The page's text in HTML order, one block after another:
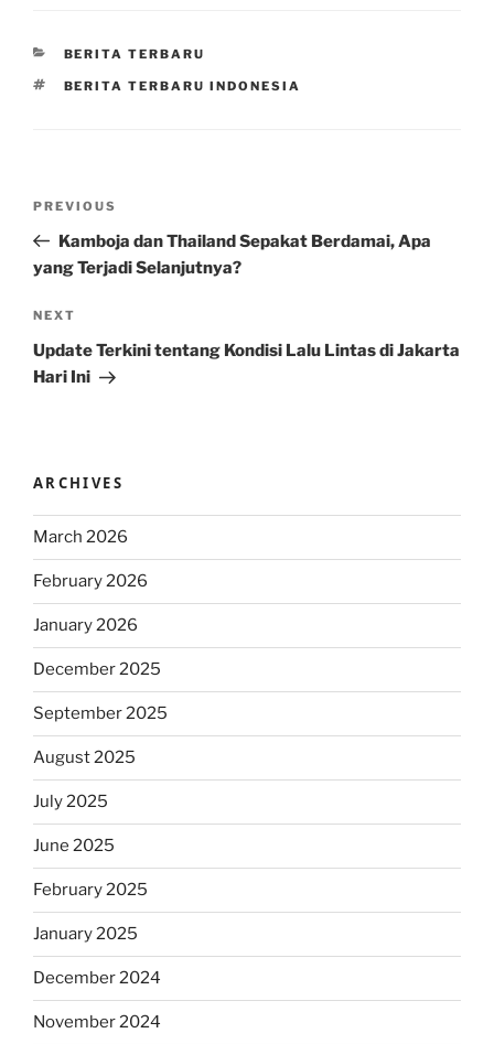
CATEGORIES
BERITA TERBARU
TAGS
BERITA TERBARU INDONESIA
Previous
Post
PREVIOUS
Kamboja dan Thailand Sepakat Berdamai, Apa
yang Terjadi Selanjutnya?
Next
Post
NEXT
Update Terkini tentang Kondisi Lalu Lintas di Jakarta
Hari Ini
ARCHIVES
March 2026
February 2026
January 2026
December 2025
September 2025
August 2025
July 2025
June 2025
February 2025
January 2025
December 2024
November 2024